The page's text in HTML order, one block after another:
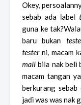
Okey,
sebab ada label
guna ke
baru bukan
testerni, macam
mall bila nak beli
macam tangan
berkurang
jadi was was nak